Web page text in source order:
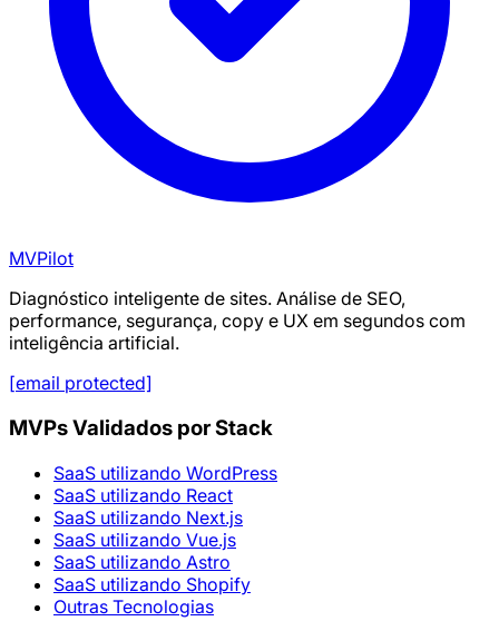
MVPilot
Diagnóstico inteligente de sites. Análise de SEO,
performance, segurança, copy e UX em segundos com
inteligência artificial.
[email protected]
MVPs Validados por Stack
SaaS utilizando WordPress
SaaS utilizando React
SaaS utilizando Next.js
SaaS utilizando Vue.js
SaaS utilizando Astro
SaaS utilizando Shopify
Outras Tecnologias